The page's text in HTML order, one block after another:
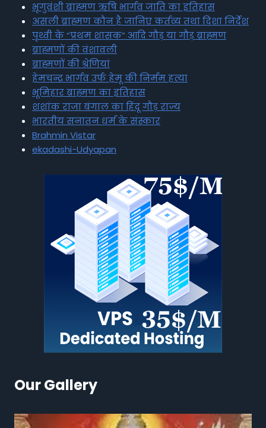
भृगुवंशी ब्राह्मण ऋषि भार्गव जाति का इतिहास
असली ब्राह्मण कौन है जानिए कर्तव्य तथा दिशा निर्देश
पृथ्वी के “प्रथम शासक” आदि गौड़ या गौड़ ब्राह्मण
ब्राह्मणों की वंशावली
ब्राह्मणों की श्रेणियां
हेमचन्द्र भार्गव उर्फ हेमू की निर्मम हत्या
भूमिहार ब्राह्मण का इतिहास
शशांक राजा बंगाल का हिंदू गौड़ राज्य
भारतीय सनातन धर्म के संस्कार
Brahmin Vistar
ekadashi-Udyapan
Our Gallery